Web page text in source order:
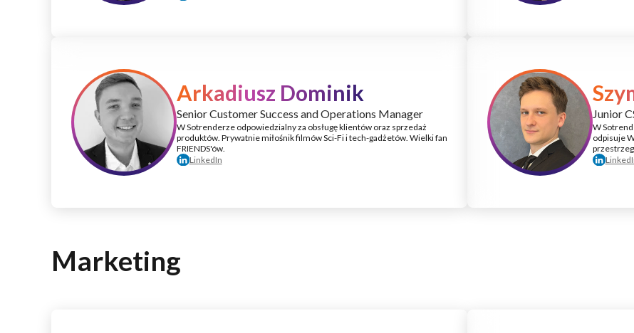
Arkadiusz Dominik
Senior Customer Success and Operations Manager
W Sotrenderze odpowiedzialny za obsługę klientów oraz sprzedaż
produktów. Prywatnie miłośnik filmów Sci-Fi i tech-gadżetów. Wielki fan
FRIENDS'ów.
LinkedIn
Junior
W
odpisuje
Marketing